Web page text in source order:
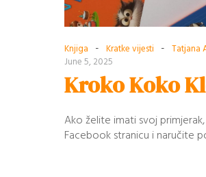
Knjiga - Kratke vijesti -
Tatjana
June 5, 2025
Kroko Koko
Ako želite imati svoj
Facebook stranicu i naručite